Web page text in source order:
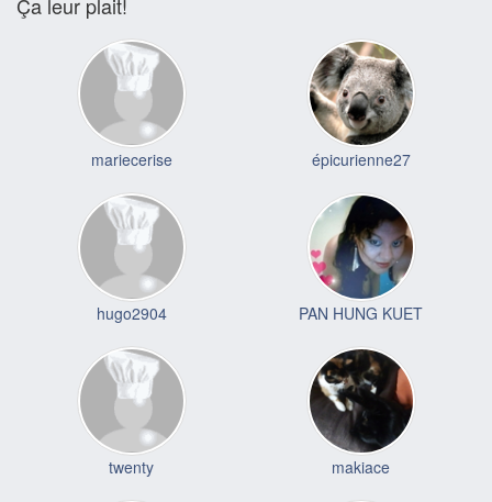
mariecerise épicurienne27
hugo2904 PAN HUNG KUET
twenty makiace